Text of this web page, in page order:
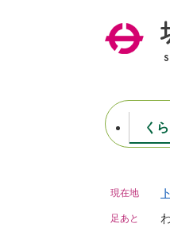
く
住
税金
妊
健
商
生
よ
人
公
現在地
足あと